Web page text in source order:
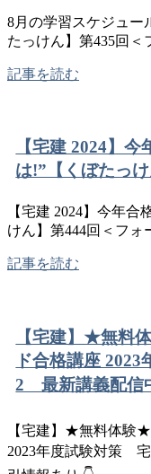
8月の学習スケジュー
たっけん】第435回＜
記事を読む
【宅建 2024】
は!”【くぼたっ
【宅建 2024】今年
けん】第444回＜フォ
記事を読む
【宅建】★無料
ド合格講座
2 最新講義配信
【宅建】★無料体験
2023年度試験対策